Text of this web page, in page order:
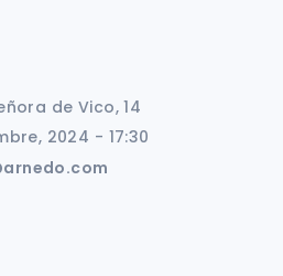
de Vico, 14
2024 - 17:30